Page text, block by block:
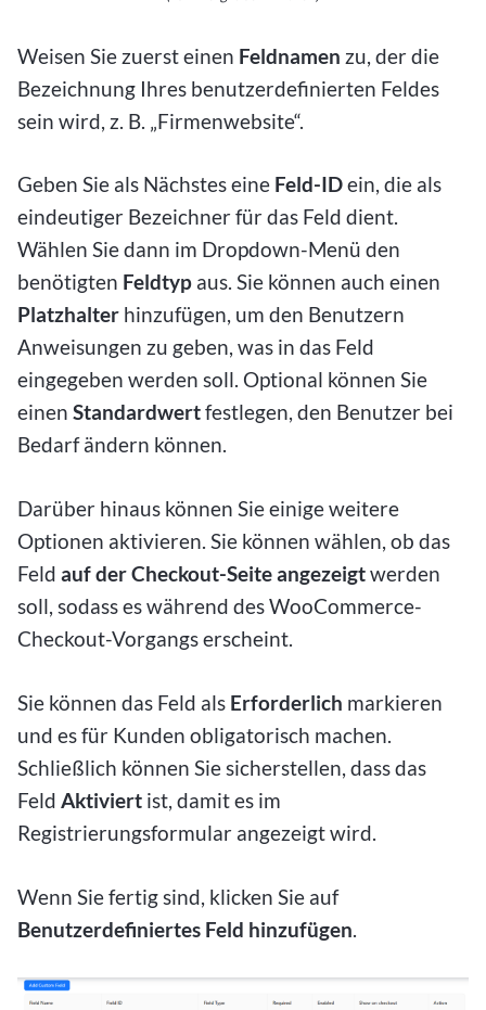
Weisen Sie zuerst einen Feldnamen zu, der die
Bezeichnung Ihres benutzerdefinierten Feldes
sein wird, z. B. „Firmenwebsite“.
Geben Sie als Nächstes eine Feld-IDein, die als
eindeutiger Bezeichner für das Feld dient.
Wählen Sie dann im Dropdown-Menü den
benötigten Feldtyp aus. Sie können auch einen
Platzhalter hinzufügen, um den Benutzern
Anweisungen zu geben, was in das Feld
eingegeben werden soll. Optional können Sie
einen Standardwertfestlegen, den Benutzer bei
Bedarf ändern können.
Darüber hinaus können Sie einige weitere
Optionen aktivieren. Sie können wählen, ob das
Feld auf der Checkout-Seite angezeigtwerden
soll, sodass es während des WooCommerce-
Checkout-Vorgangs erscheint.
Sie können das Feld als Erforderlich markieren
und es für Kunden obligatorisch machen.
Schließlich können Sie sicherstellen, dass das
Feld Aktiviert ist, damit es im
Registrierungsformular angezeigt wird.
Wenn Sie fertig sind, klicken Sie auf
Benutzerdefiniertes Feld hinzufügen.